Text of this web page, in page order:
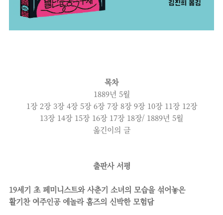
목차
1889년 5월
1장 2장 3장 4장 5장 6장 7장 8장 9장 10장 11장 12장
13장 14장 15장 16장 17장 18장/ 1889년 5월
옮긴이의 글
출판사 서평
19세기 초 페미니스트와 사춘기 소녀의 모습을 섞어놓은
활기찬 여주인공 에놀라 홈즈의 신박한 모험담